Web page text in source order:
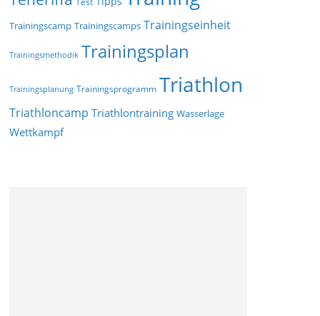
Trainingscamp Trainingscamps Trainingseinheit
Trainingsmethodik Trainingsplan
Trainingsplanung Trainingsprogramm Triathlon
Triathloncamp Triathlontraining Wasserlage
Wettkampf